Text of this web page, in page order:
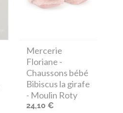
Mercerie
Floriane -
Chaussons bébé
Bibiscus la girafe
- Moulin Roty
24,10 €